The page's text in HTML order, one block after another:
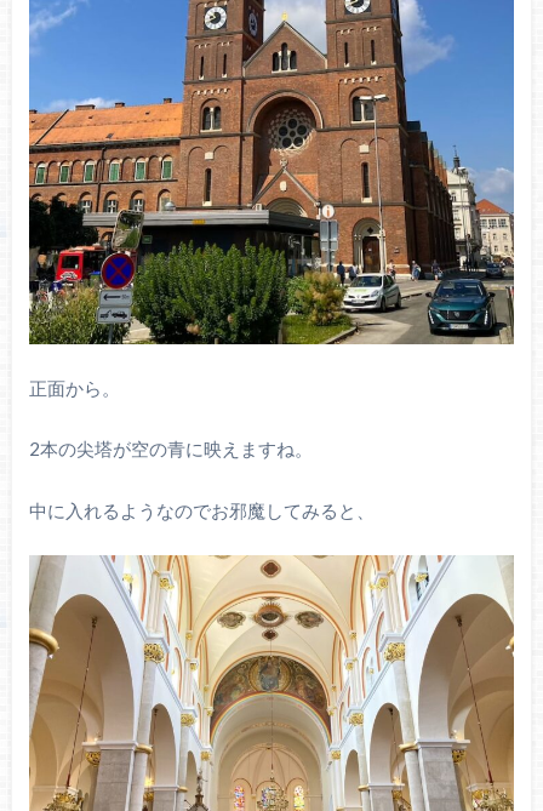
正面から。
2本の尖塔が空の青に映えますね。
中に入れるようなのでお邪魔してみると、